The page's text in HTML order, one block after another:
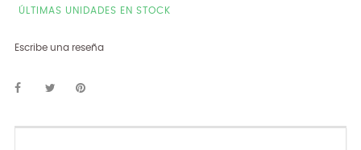
ÚLTIMAS UNIDADES EN STOCK
Escribe una reseña